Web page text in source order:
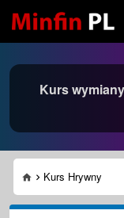
Kurs
Kurs Hrywny